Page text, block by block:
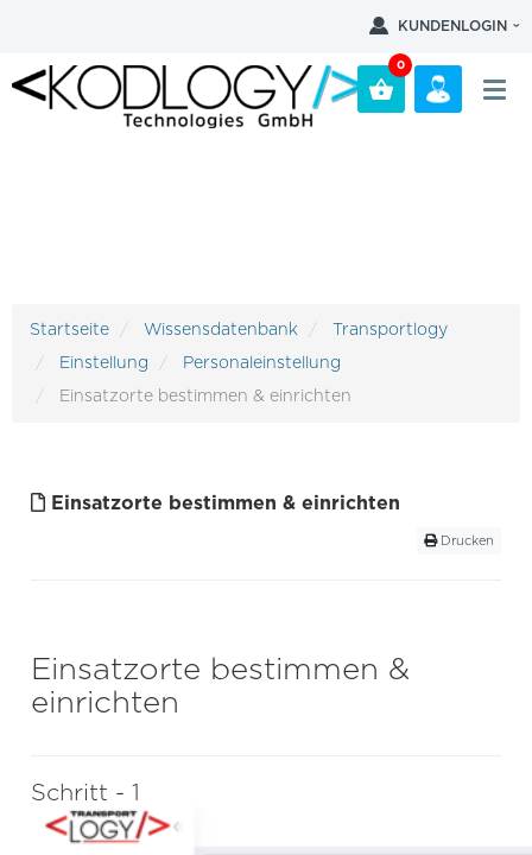
KUNDENLOGIN
0
Startseite Wissensdatenbank
Transportlogy
Einstellung
Personaleinstellung
Einsatzorte bestimmen & einrichten
Einsatzorte bestimmen & einrichten
Drucken
Einsatzorte bestimmen &
einrichten
Schritt - 1